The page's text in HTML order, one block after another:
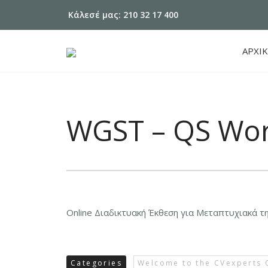
Κάλεσέ μας: 210 32 17 400
WGST – QS
Online Διαδικτυακή Έκθεση για Μεταπτυχιακά
Categories Welcome to the CVexperts